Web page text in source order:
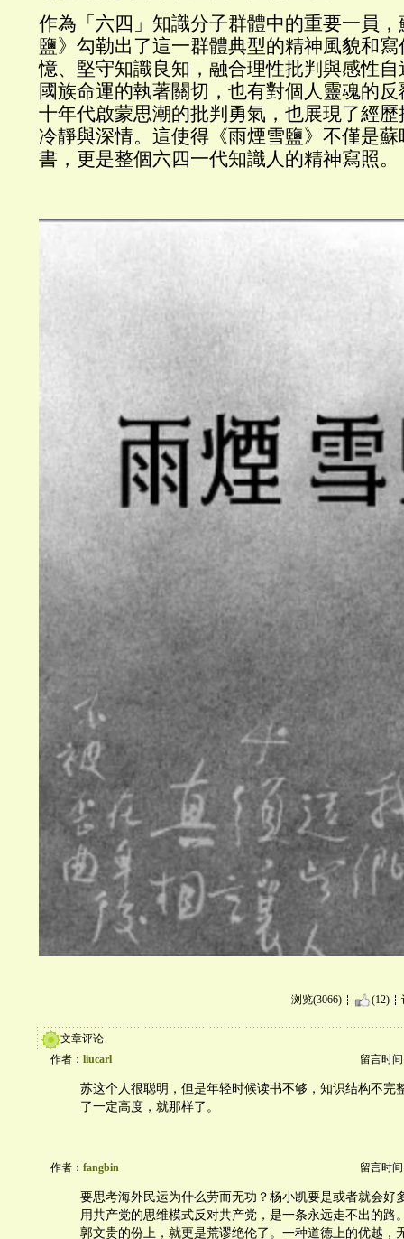
作為「六四」知識分子群體中的重要一員
鹽》勾勒出了這一群體典型的精神風貌和
憶、堅守知識良知，融合理性批判與感性
國族命運的執著關切，也有對個人靈魂的
十年代啟蒙思潮的批判勇氣，也展現了經
冷靜與深情。這使得《雨煙雪鹽》不僅是
書，更是整個六四一代知識人的精神寫照。
浏览(3066) (12)
文章评论
作者： liucarl 留言时间
苏这个人很聪明，但是年轻时候读书不够，知识结构不完
了一定高度，就那样了。
作者： fangbin 留言时间
要思考海外民运为什么劳而无功？杨小凯要是或者就会好
用共产党的思维模式反对共产党，是一条永远走不出的路
郭文贵的份上，就更是荒谬绝伦了。一种道德上的优越，